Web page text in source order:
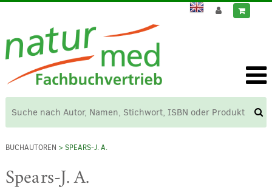
BUCHAUTOREN > SPEARS-J. A.
Spears-J. A.